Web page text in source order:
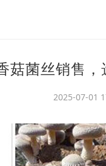
菇菌丝销售
2025-07-01